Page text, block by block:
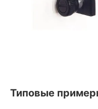
Типовые